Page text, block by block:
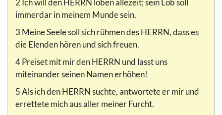
immerdar in meinem Munde sein.
3 Meine Seele soll sich rühmen des HERRN, dass es
die Elenden hören und sich freuen.
4 Preiset mit mir den HERRN und lasst uns
miteinander seinen Namen erhöhen!
5 Als ich den HERRN suchte, antwortete er mir und
errettete mich aus aller meiner Furcht.